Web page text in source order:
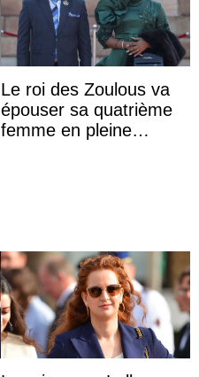
Le roi des Zoulous va
épouser sa quatrième
femme en pleine